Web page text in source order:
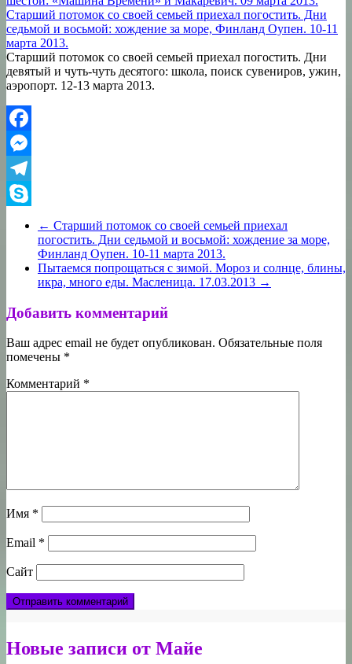
Старший потомок со своей семьей приехал погостить. Дни
седьмой и восьмой: хождение за море, Финланд Оупен. 10-11
марта 2013.
Старший потомок со своей семьей приехал погостить. Дни
девятый и чуть-чуть десятого: школа, поиск сувениров, ужин,
аэропорт. 12-13 марта 2013.
Facebook
Messenger
Telegram
← Старший потомок со своей семьей приехал
погостить. Дни седьмой и восьмой: хождение за море,
Финланд Оупен. 10-11 марта 2013.
Пытаемся попрощаться с зимой. Мороз и солнце, блины,
икра, много еды. Масленица. 17.03.2013 →
Добавить комментарий
Ваш адрес email не будет опубликован. Обязательные поля
помечены *
Комментарий *
Имя *
Email *
Сайт
Новые записи от Майе